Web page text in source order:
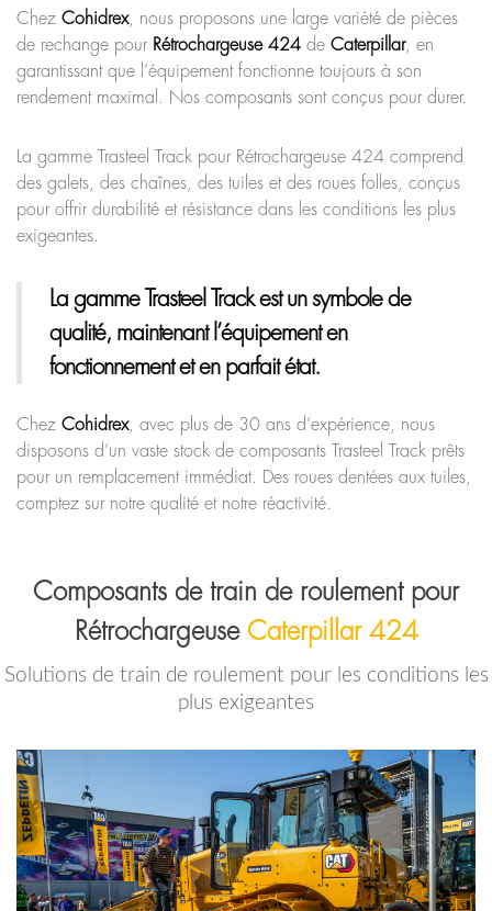
Chez Cohidrex, nous proposons une large variété de pièces
de rechange pour Rétrochargeuse 424 de Caterpillar, en
garantissant que l’équipement fonctionne toujours à son
rendement maximal. Nos composants sont conçus pour durer.
La gamme Trasteel Track pour Rétrochargeuse 424 comprend
des galets, des chaînes, des tuiles et des roues folles, conçus
pour offrir durabilité et résistance dans les conditions les plus
exigeantes.
La gamme Trasteel Trackest un symbole de
qualité, maintenant l’équipement en
fonctionnement et en parfait état.
Chez Cohidrex, avec plus de 30 ans d’expérience, nous
disposons d’un vaste stock de composants Trasteel Track prêts
pour un remplacement immédiat. Des roues dentées aux tuiles,
comptez sur notre qualité et notre réactivité.
Composants de train de roulement pour
Rétrochargeuse Caterpillar 424
Solutions de train de roulement pour les conditions les
plus exigeantes